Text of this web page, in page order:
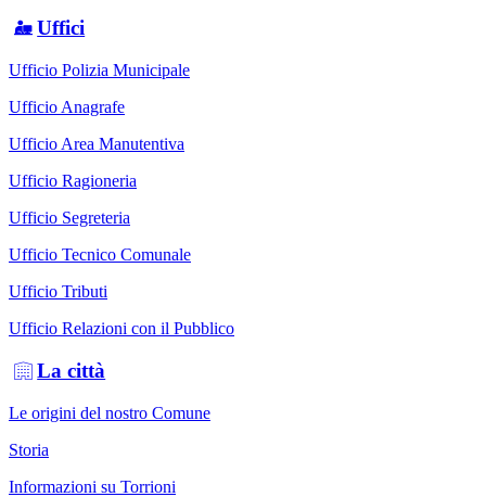
Uffici
Ufficio Polizia Municipale
Ufficio Anagrafe
Ufficio Area Manutentiva
Ufficio Ragioneria
Ufficio Segreteria
Ufficio Tecnico Comunale
Ufficio Tributi
Ufficio Relazioni con il Pubblico
La città
Le origini del nostro Comune
Storia
Informazioni su Torrioni